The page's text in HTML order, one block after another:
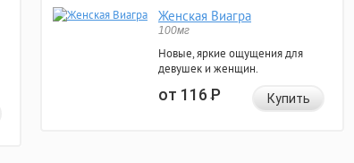
Женская Виагра
100мг
Новые, яркие ощущения для
девушек и женщин.
от 116Р Купить